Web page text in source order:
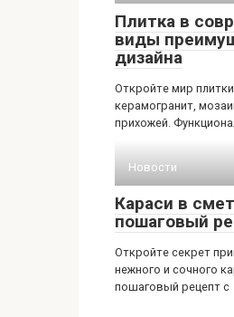
Плитка в
виды
дизайна
Откройте мир
керамогранит,
прихожей.
Новости
Караси в
пошаговый
Откройте секрет
нежного и сочного
пошаговый рецепт с